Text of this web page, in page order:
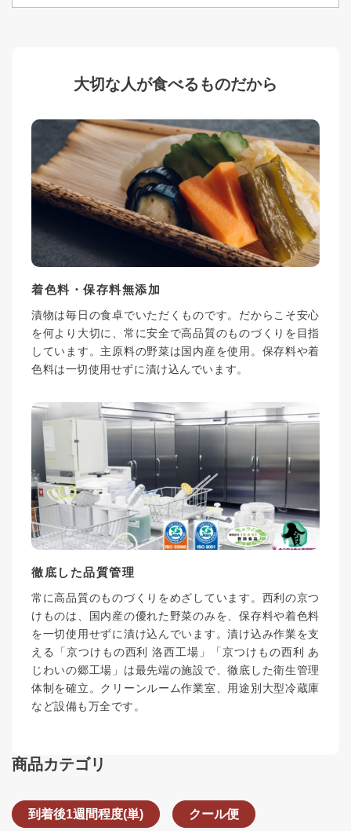
大切な人が食べるものだから
着色料・保存料無添加
漬物は毎日の食卓でいただくものです。だからこそ安心
を何より大切に、常に安全で高品質のものづくりを目指
しています。主原料の野菜は国内産を使用。保存料や着
色料は一切使用せずに漬け込んでいます。
徹底した品質管理
常に高品質のものづくりをめざしています。西利の京つ
けものは、国内産の優れた野菜のみを、保存料や着色料
を一切使用せずに漬け込んでいます。漬け込み作業を支
える「京つけもの西利 洛西工場」「京つけもの西利 あ
じわいの郷工場」は最先端の施設で、徹底した衛生管理
体制を確立。クリーンルーム作業室、用途別大型冷蔵庫
など設備も万全です。
商品カテゴリ
到着後1週間程度(単) クール便